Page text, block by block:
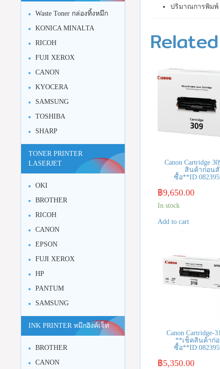
ปริมาณการพิมพ์
Canon Cartridge
สินค้าก่อนสั่
ซื้อ
฿9,650.00
In stock
Add to cart
Canon Cartridge-
**เช็คสินค้าก่
ซื้อ
฿5,350.00
Waste Toner กล่องทิ้งหมึก
KONICA MINALTA
RICOH
FUJI XEROX
CANON
KYOCERA
SAMSUNG
TOSHIBA
SHARP
TONER PRINTER
LASERJET
OKI
BROTHER
RICOH
CANON
EPSON
FUJI XEROX
HP
PANTUM
SAMSUNG
INK PRINTER หมึกอิงค์เจ็ท
BROTHER
CANON